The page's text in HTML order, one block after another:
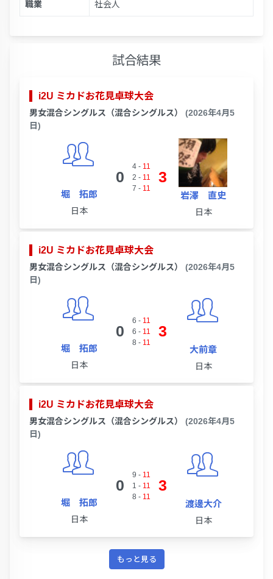
職業 社会人
試合結果
i2U ミカドお花見卓球大会
男女混合シングルス（混合シングルス）
(2026年4月5
日)
堀 拓郎
日本
0
4- 11
2 - 11
7 - 11
3
岩澤 直史
日本
i2U ミカドお花見卓球大会
男女混合シングルス（混合シングルス）
(2026年4月5
日)
堀 拓郎
日本
0
6 - 11
6 - 11
8 - 11
3
大前章
日本
i2U ミカドお花見卓球大会
男女混合シングルス（混合シングルス）
(2026年4月5
日)
堀 拓郎
日本
0
9 - 11
1 - 11
8 - 11
3
渡邊大介
日本
もっと見る